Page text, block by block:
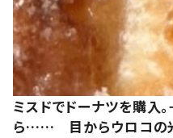
ミスドでドーナツを購入
ら…… 目からウロコの光